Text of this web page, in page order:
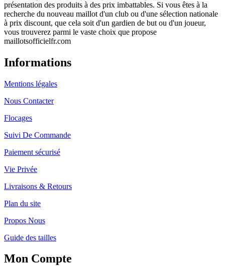
présentation des produits à des prix imbattables. Si vous êtes à la
recherche du nouveau maillot d'un club ou d'une sélection nationale
à prix discount, que cela soit d'un gardien de but ou d'un joueur,
vous trouverez parmi le vaste choix que propose
maillotsofficielfr.com
Informations
Mentions légales
Nous Contacter
Flocages
Suivi De Commande
Paiement sécurisé
Vie Privée
Livraisons & Retours
Plan du site
Propos Nous
Guide des tailles
Mon Compte